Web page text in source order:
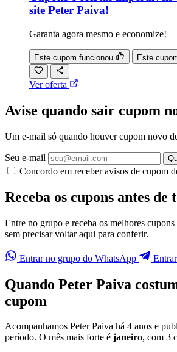
site Peter Paiva!
Garanta agora mesmo e economize!
Este cupom funcionou Este
Ver oferta
Avise quando sair cupom
Um e-mail só quando houver cupom novo
Seu e-mail
Concordo em receber avisos de cupom
Receba os cupons antes de
Entre no grupo e receba os melhores cupons
sem precisar voltar aqui para conferir.
Entrar no grupo do WhatsApp
Quando Peter Paiva
cupom
Acompanhamos Peter Paiva há 4 anos e
período. O mês mais forte é janeiro, com 3